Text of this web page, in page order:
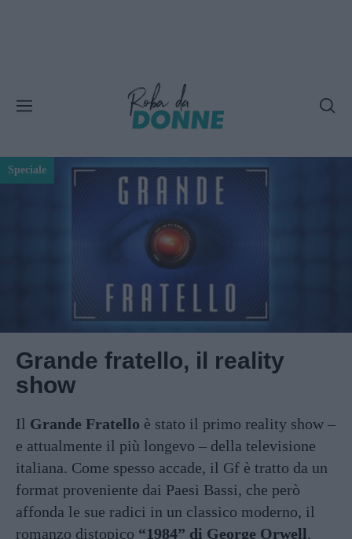
Speciale
Grande fratello, il reality
show
Il Grande Fratello è stato il primo reality show –
e attualmente il più longevo – della televisione
italiana. Come spesso accade, il Gf è tratto da un
format proveniente dai Paesi Bassi, che però
affonda le sue radici in un classico moderno, il
romanzo distopico “1984” di George Orwell.